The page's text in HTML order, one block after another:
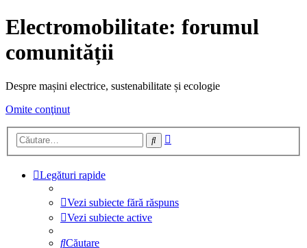
Electromobilitate: forumul
comunității
Despre mașini electrice, sustenabilitate și ecologie
Omite conţinut
Căutare
Legături rapide
Vezi subiecte fără răspuns
Vezi subiecte active
Căutare